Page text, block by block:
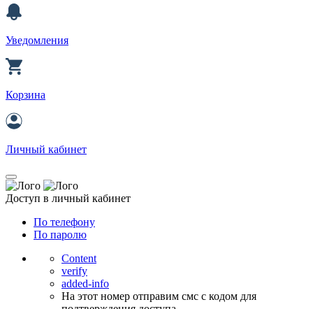
Уведомления
Корзина
Личный кабинет
Доступ в личный кабинет
По телефону
По паролю
Content
verify
added-info
На этот номер отправим смс с кодом для